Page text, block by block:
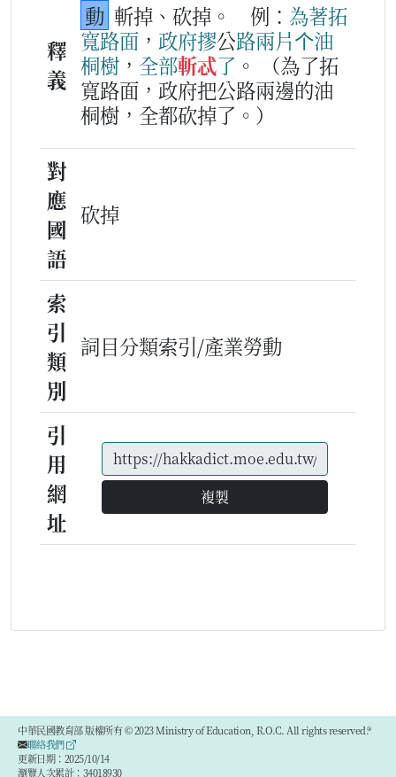
釋
義
動 斬掉、砍掉。 例： 為著拓
寬路面 ， 政府摎公路兩片个油
桐樹 ， 全部斬忒了 。
（為了拓
寬路面，政府把公路兩邊的油
桐樹，全都砍掉了。）
對
應
國
語
砍掉
索
引
類
別
詞目分類索引/產業勞動
引
用
網
址
複製
中華民國教育部 版權所有 © 2023 Ministry of Education, R.O.C. All rights reserved.®
聯絡我們
更新日期：2025/10/14
瀏覽人次累計：34018930